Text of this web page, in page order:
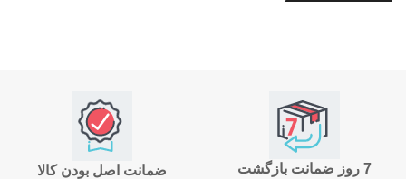
ضمانت اصل بودن کالا 7 روز ضمانت بازگشت